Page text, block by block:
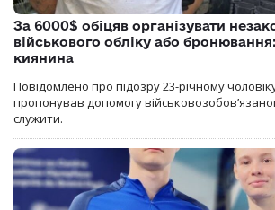
За 6000$ обіцяв організувати
військового обліку або
киянина
Повідомлено про підозру 23-річному
пропонував допомогу
служити.